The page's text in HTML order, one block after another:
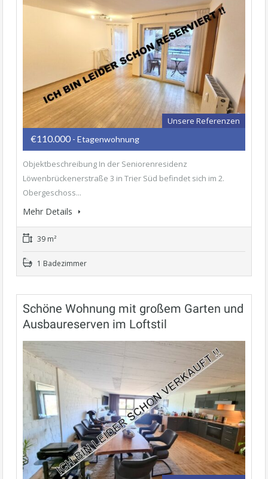
Unsere Referenzen
€110.000 - Etagenwohnung
Objektbeschreibung In der Seniorenresidenz
Löwenbrückenerstraße 3 in Trier Süd befindet sich im 2.
Obergeschoss...
Mehr Details
39 m²
1 Badezimmer
Schöne Wohnung mit großem Garten und
Ausbaureserven im Loftstil